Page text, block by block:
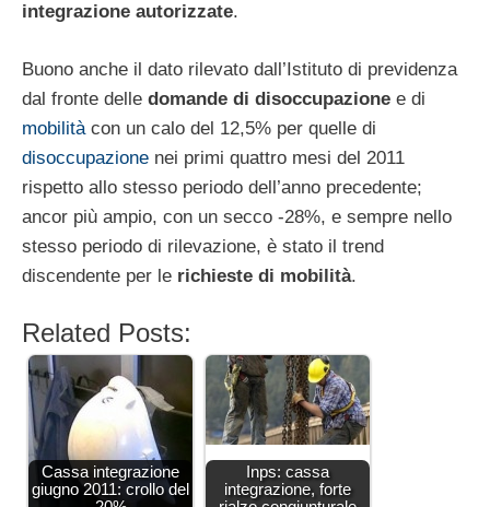
integrazione autorizzate.
Buono anche il dato rilevato dall’Istituto di previdenza
dal fronte delle domande di disoccupazione e di
mobilità con un calo del 12,5% per quelle di
disoccupazione nei primi quattro mesi del 2011
rispetto allo stesso periodo dell’anno precedente;
ancor più ampio, con un secco -28%, e sempre nello
stesso periodo di rilevazione, è stato il trend
discendente per le richieste di mobilità.
Related Posts:
Cassa integrazione
giugno 2011: crollo del
Inps: cassa
integrazione, forte